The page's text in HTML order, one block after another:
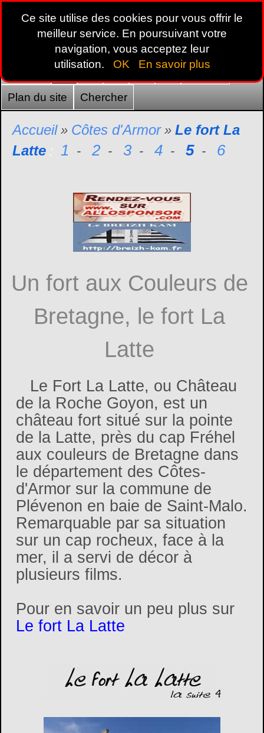
22 29 35 44 56 France
Plan du site Chercher
Accueil» Côtes d'Armor» Le fort La
Latte : 1 - 2 - 3 - 4 - 5 - 6
Un fort aux Couleurs de
Bretagne, le fort La
Latte
Le Fort La Latte, ou Château
de la Roche Goyon, est un
château fort situé sur la pointe
de la Latte, près du cap Fréhel
aux couleurs de Bretagne dans
le département des Côtes-
d'Armor sur la commune de
Plévenon en baie de Saint-Malo.
Remarquable par sa situation
sur un cap rocheux, face à la
mer, il a servi de décor à
plusieurs films.
Pour en savoir un peu plus sur
Le fort La Latte
Ce site utilise des cookies pour vous offrir le
meilleur service. En poursuivant votre
navigation, vous acceptez leur
utilisation.
OK En savoir plus